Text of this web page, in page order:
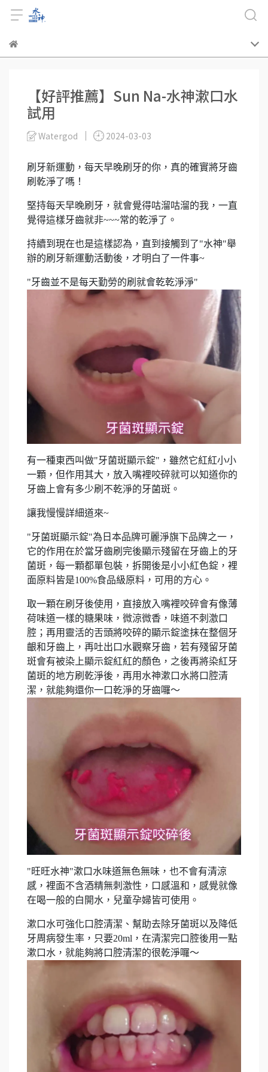
【好評推薦】Sun Na-水神漱口水
試用
Watergod 2024-03-03
刷牙新運動，每天早晚刷牙的你，真的確實將牙齒
刷乾淨了嗎！
堅持每天早晚刷牙，就會覺得咕溜咕溜的我，一直
覺得這樣牙齒就非~~~常的乾淨了。
持續到現在也是這樣認為，直到接觸到了"水神"舉
辦的刷牙新運動活動後，才明白了一件事~
"牙齒並不是每天勤勞的刷就會乾乾淨淨"
有一種東西叫做"牙菌斑顯示錠"，雖然它紅紅小小
一顆，但作用其大，放入嘴裡咬碎就可以知道你的
牙齒上會有多少刷不乾淨的牙菌斑。
讓我慢慢詳細道來~
"牙菌斑顯示錠"為日本品牌可麗淨旗下品牌之一，
它的作用在於當牙齒刷完後顯示殘留在牙齒上的牙
菌斑，每一顆都單包裝，拆開後是小小紅色錠，裡
面原料皆是100%食品級原料，可用的方心。
取一顆在刷牙後使用，直接放入嘴裡咬碎會有像薄
荷味道一樣的糖果味，微涼微香，味道不刺激口
腔；再用靈活的舌頭將咬碎的顯示錠塗抹在整個牙
齦和牙齒上，再吐出口水觀察牙齒，若有殘留牙菌
斑會有被染上顯示錠紅紅的顏色，之後再將染紅牙
菌斑的地方刷乾淨後，再用水神漱口水將口腔清
潔，就能夠還你一口乾淨的牙齒囉～
"旺旺水神"漱口水味道無色無味，也不會有清涼
感，裡面不含酒精無刺激性，口感溫和，感覺就像
在喝一般的白開水，兒童孕婦皆可使用。
漱口水可強化口腔清潔、幫助去除牙菌斑以及降低
牙周病發生率，只要20ml，在清潔完口腔後用一點
漱口水，就能夠將口腔清潔的很乾淨囉～